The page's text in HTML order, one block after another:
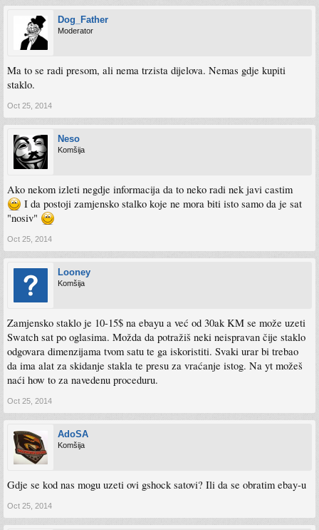
Dog_Father
Moderator
Ma to se radi presom, ali nema trzista dijelova. Nemas gdje kupiti
staklo.
Oct 25, 2014
Neso
Komšija
Ako nekom izleti negdje informacija da to neko radi nek javi castim
I da postoji zamjensko stalko koje ne mora biti isto samo da je sat
"nosiv"
Oct 25, 2014
Looney
Komšija
Zamjensko staklo je 10-15$ na ebayu a već od 30ak KM se može uzeti
Swatch sat po oglasima. Možda da potražiš neki neispravan čije staklo
odgovara dimenzijama tvom satu te ga iskoristiti. Svaki urar bi trebao
da ima alat za skidanje stakla te presu za vraćanje istog. Na yt možeš
naći how to za navedenu proceduru.
Oct 25, 2014
AdoSA
Komšija
Gdje se kod nas mogu uzeti ovi gshock satovi? Ili da se obratim ebay-u
Oct 25, 2014